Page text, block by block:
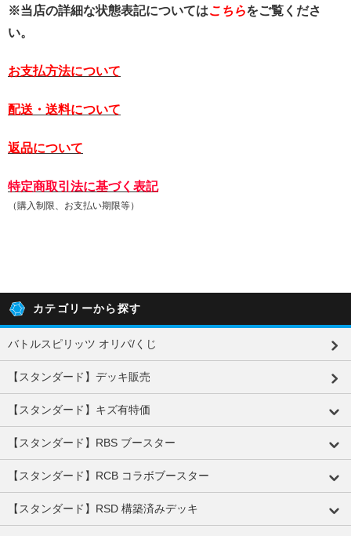
※当店の詳細な状態表記についてはこちらをご覧くださ
い。
お支払方法について
配送・送料について
返品について
特定商取引法に基づく表記
（購入制限、お支払い期限等）
カテゴリーから探す
バトルスピリッツ オリパ/くじ
【スタンダード】デッキ販売
【スタンダード】キズ有特価
【スタンダード】RBS ブースター
【スタンダード】RCB コラボブースター
【スタンダード】RSD 構築済みデッキ